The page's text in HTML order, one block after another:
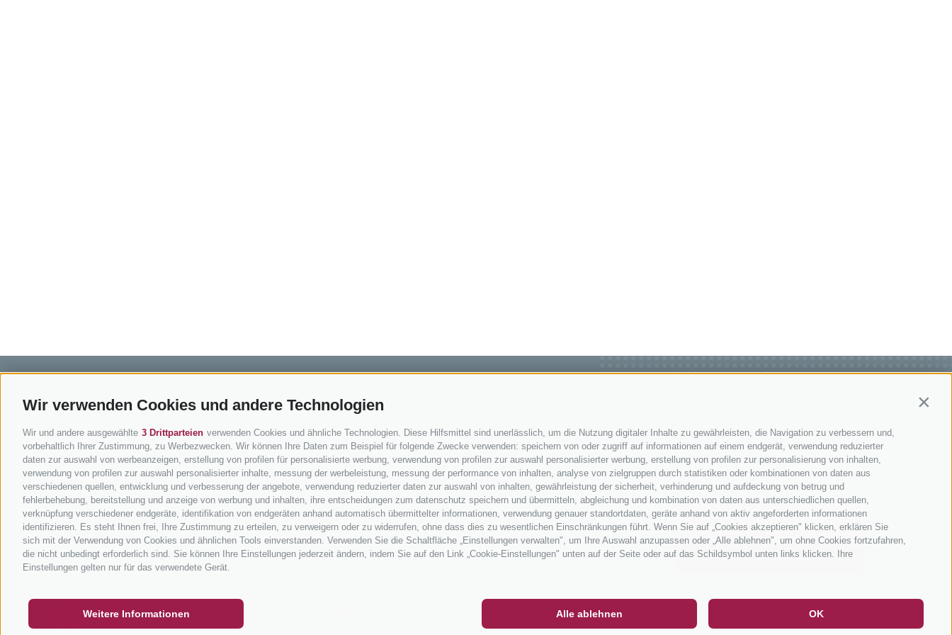
Wir verwenden Cookies und andere Technologien
Wir und andere ausgewählte 3 Drittparteien verwenden Cookies und ähnliche Technologien. Diese Hilfsmittel sind unerlässlich, um die Nutzung digitaler Inhalte zu gewährleisten, die Navigation zu verbessern und,
vorbehaltlich Ihrer Zustimmung, zu Werbezwecken. Wir können Ihre Daten zum Beispiel für folgende Zwecke verwenden: speichern von oder zugriff auf informationen auf einem endgerät, verwendung reduzierter
daten zur auswahl von werbeanzeigen, erstellung von profilen für personalisierte werbung, verwendung von profilen zur auswahl personalisierter werbung, erstellung von profilen zur personalisierung von inhalten,
verwendung von profilen zur auswahl personalisierter inhalte, messung der werbeleistung, messung der performance von inhalten, analyse von zielgruppen durch statistiken oder kombinationen von daten aus
verschiedenen quellen, entwicklung und verbesserung der angebote, verwendung reduzierter daten zur auswahl von inhalten, gewährleistung der sicherheit, verhinderung und aufdeckung von betrug und
fehlerbehebung, bereitstellung und anzeige von werbung und inhalten, ihre entscheidungen zum datenschutz speichern und übermitteln, abgleichung und kombination von daten aus unterschiedlichen quellen,
verknüpfung verschiedener endgeräte, identifikation von endgeräten anhand automatisch übermittelter informationen, verwendung genauer standortdaten, geräte anhand von aktiv angeforderten informationen
identifizieren. Es steht Ihnen frei, Ihre Zustimmung zu erteilen, zu verweigern oder zu widerrufen, ohne dass dies zu wesentlichen Einschränkungen führt. Wenn Sie auf „Cookies akzeptieren" klicken, erklären Sie
sich mit der Verwendung von Cookies und ähnlichen Tools einverstanden. Verwenden Sie die Schaltfläche „Einstellungen verwalten", um Ihre Auswahl anzupassen oder „Alle ablehnen", um ohne Cookies fortzufahren,
die nicht unbedingt erforderlich sind. Sie können Ihre Einstellungen jederzeit ändern, indem Sie auf den Link „Cookie-Einstellungen" unten auf der Seite oder auf das Schildsymbol unten links klicken. Ihre
Einstellungen gelten nur für das verwendete Gerät.
OK
Alle ablehnen
Weitere Informationen
GUTSCHEINE FAQ - QUALITÄTSGARANTIE
BIKEHOTELS SÜDTIROL
Hotels & Pakete
Urlaubspakete
Unsere Gutscheine
Hot Deals
Bike & Work
BIKEN IN SÜDTIROL
Mountainbiken in Südtirol
Rennradfahren in Südtirol
Radwege in Südtirol
Bikeshops & Verleihe
Bike-Schulen
Tourenzentrale
SERVICE & INFOS
Kontakt
Anreise
Wetter
Events
Zum Katalog
MELDE DICH ZU UNSEREM
NEWSLETTER AN!
JETZT ANMELDEN